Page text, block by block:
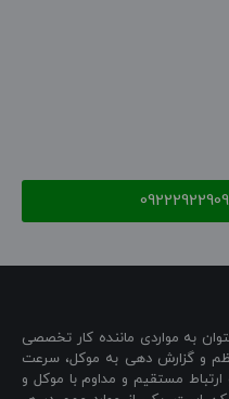
به مواردی ماننده کار تخصصی
و گزارش دهی به موکل، سرعت
ارتباط مستقیم و مداوم با موکل و